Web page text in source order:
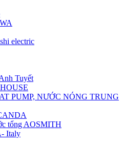
electric
Tuyết
PUMP, NƯỚC NÓNG TRUNG
tổng AOSMITH
Italy